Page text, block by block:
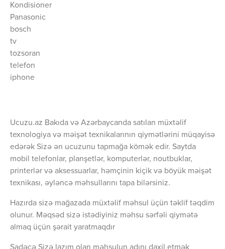
Kondisioner
Panasonic
bosch
tv
tozsoran
telefon
iphone
Ucuzu.az Bakıda və Azərbaycanda satılan müxtəlif
texnologiya və məişət texnikalarının qiymətlərini müqayisə
edərək Sizə ən ucuzunu tapmağa kömək edir. Saytda
mobil telefonlar, planşetlər, komputerlər, noutbuklar,
printerlər və aksessuarlar, həmçinin kiçik və böyük məişət
texnikası, əyləncə məhsullarını tapa bilərsiniz.
Hazırda sizə mağazada müxtəlif məhsul üçün təklif təqdim
olunur. Məqsəd sizə istədiyiniz məhsu sərfəli qiymətə
almaq üçün şərait yaratmaqdır